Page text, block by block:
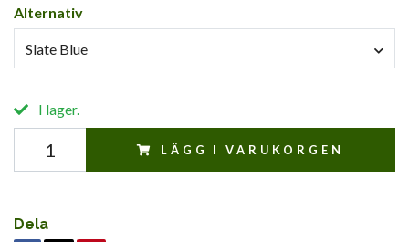
Alternativ
Slate Blue
I lager.
LÄGG I VARUKORGEN
Dela